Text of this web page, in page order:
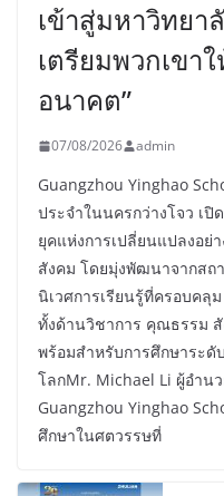
เข้าสู่มหาวิทยา
เตรียมพวกเขา
อนาคต”
07/08/2026 admin
Guangzhou Yinghao
ประจำในนครกว่างโจว เ
ยุคแห่งการเปลี่ยนแปลงอย่
สังคม โดยมุ่งพัฒนาจากสถ
นิเวศการเรียนรู้ที่ครอบคลุ
ทั้งด้านวิชาการ คุณธรรม
พร้อมสำหรับการศึกษาระดั
โลกMr. Michael Li ผู้อำน
Guangzhou Yinghao
ศึกษาในศตวรรษที่